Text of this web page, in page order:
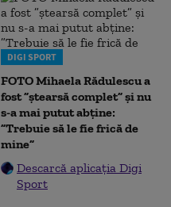
DIGI SPORT
FOTO Mihaela Rădulescu a
fost ”ștearsă complet” și nu
s-a mai putut abține:
”Trebuie să le fie frică de
mine”
Descarcă aplicația Digi
Sport